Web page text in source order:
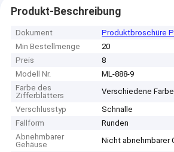
Produkt-Beschreibung
Dokument
Produktbroschüre
Min Bestellmenge
20
Preis
8
Modell Nr.
ML-888-9
Farbe des
Zifferblätters
Verschiedene
Verschlusstyp
Schnalle
Fallform
Runden
Abnehmbarer
Gehäuse
Nicht abnehmbarer